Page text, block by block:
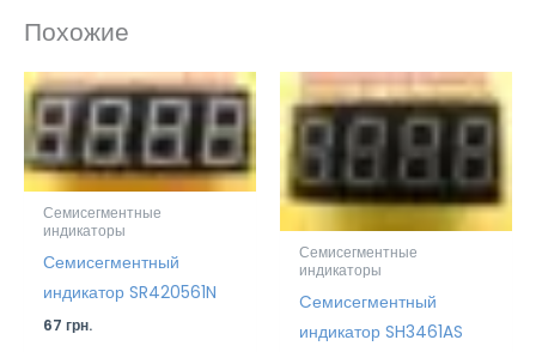
Похожие
Семисегментные
индикаторы
Семисегментный
индикатор SR420561N
67грн.
Семисегментные
индикаторы
Cемисегментный
индикатор SH3461AS